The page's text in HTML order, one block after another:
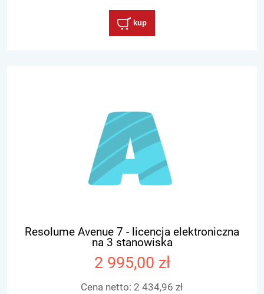
kup
Resolume Avenue 7 - licencja elektroniczna
na 3 stanowiska
2 995,00 zł
Cena netto: 2 434,96 zł